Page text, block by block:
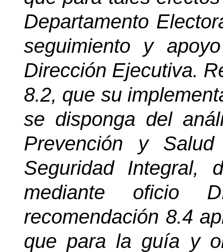
Departamento
seguimiento y
Dirección Ejecutiva.
8.2, que su
se disponga del
Prevención y
Seguridad Integral,
mediante oficio
recomendación 8.4
que para la guía y